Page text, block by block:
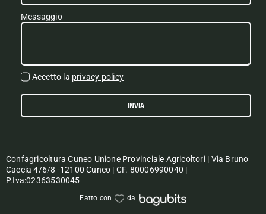
Messaggio
Accetto la privacy policy
INVIA
Confagricoltura Cuneo Unione Provinciale Agricoltori | Via Bruno
Caccia 4/6/8 -12100 Cuneo | CF. 80006990040 |
P.Iva:02363530045
Fatto con da